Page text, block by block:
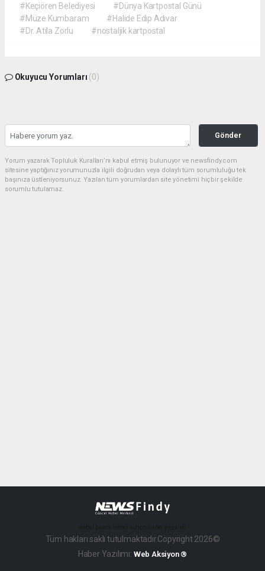
#Keçiören Belediyesi
#Dünya Kartpostal Günü
#Müze Kumbaram
#Halide Edip Adıvar
#Dr. Atila Zorlu
#nostaljik kartpostal
Okuyucu Yorumları (0)
Gönder
Yorum yazarak Topluluk Kuralları’nı kabul etmiş bulunuyor ve newsfindy.com
sitesine yaptığınız yorumunuzla ilgili doğrudan veya dolaylı tüm sorumluluğu tek
başınıza üstleniyorsunuz. Yazılan tüm yorumlardan site yönetimi hiçbir şekilde
sorumlu tutulamaz.
Tüm hakları saklı tutulmaktadır.Copyright 2026©
Haber Yazılımı: Web Aksiyon ®